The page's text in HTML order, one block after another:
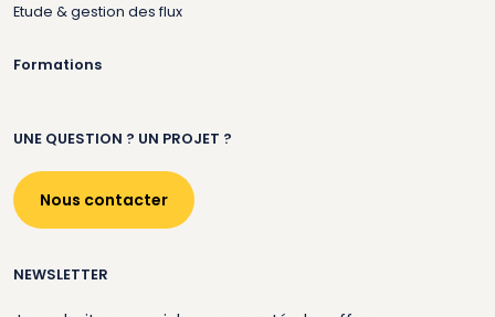
Etude & gestion des flux
Formations
UNE QUESTION ? UN PROJET ?
Nous contacter
NEWSLETTER